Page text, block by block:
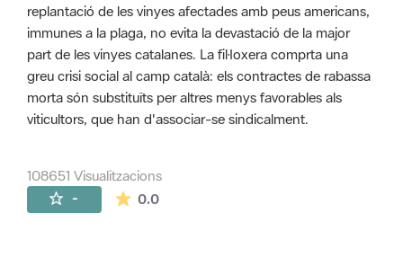
replantació de les vinyes afectades amb peus americans,
immunes a la plaga, no evita la devastació de la major
part de les vinyes catalanes. La fil·loxera comprta una
greu crisi social al camp català: els contractes de rabassa
morta són substituïts per altres menys favorables als
viticultors, que han d'associar-se sindicalment.
108651 Visualitzacions
- 0.0La mitjana de les valoracions és de 0